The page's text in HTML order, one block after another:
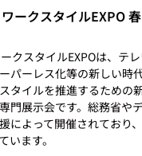
ークスタイルEXPO 春
クスタイルEXPOは、テ
パーレス化等の新しい時
タイルを推進するための
門展示会です。総務省やデ
によって開催されており
います。